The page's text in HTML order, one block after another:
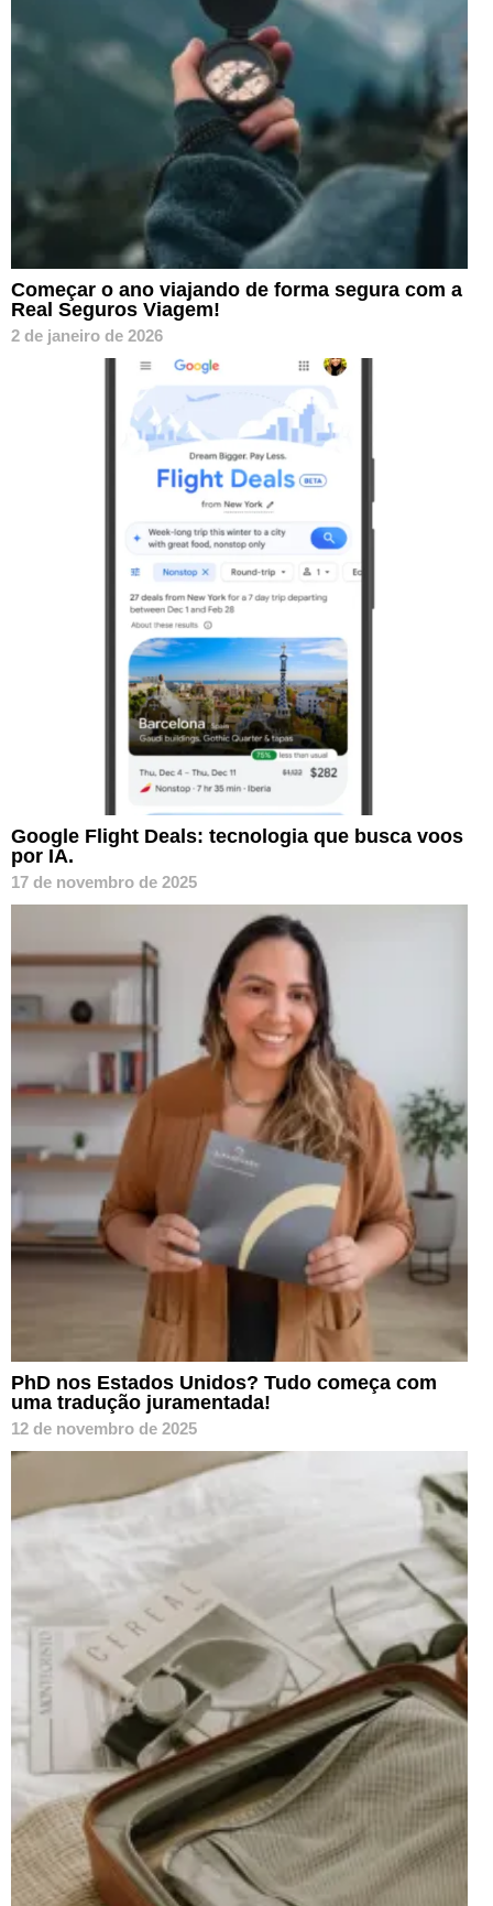
Começar o ano viajando de forma segura com a
Real Seguros Viagem!
2 de janeiro de 2026
Google Flight Deals: tecnologia que busca voos
por IA.
17 de novembro de 2025
PhD nos Estados Unidos? Tudo começa com
uma tradução juramentada!
12 de novembro de 2025